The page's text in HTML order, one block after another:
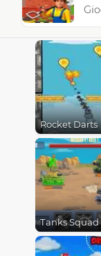
Rocket Darts
Tanks Squad